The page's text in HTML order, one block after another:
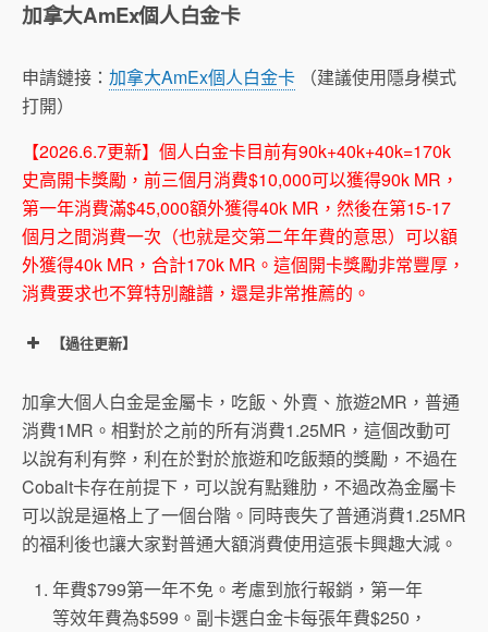
加拿大AmEx個人白金卡
申請鏈接： 加拿大AmEx個人白金卡 （建議使用隱身模式
打開）
【2026.6.7更新】個人白金卡目前有90k+40k+40k=170k
史高開卡獎勵，前三個月消費$10,000可以獲得90k MR，
第一年消費滿$45,000額外獲得40k MR，然後在第15-17
個月之間消費一次（也就是交第二年年費的意思）可以額
外獲得40k MR，合計170k MR。這個開卡獎勵非常豐厚，
消費要求也不算特別離譜，還是非常推薦的。
【過往更新】
加拿大個人白金是金屬卡，吃飯、外賣、旅遊2MR，普通
消費1MR。相對於之前的所有消費1.25MR，這個改動可
以說有利有弊，利在於對於旅遊和吃飯類的獎勵，不過在
Cobalt卡存在前提下，可以說有點雞肋，不過改為金屬卡
可以說是逼格上了一個台階。同時喪失了普通消費1.25MR
的福利後也讓大家對普通大額消費使用這張卡興趣大減。
年費$799第一年不免。考慮到旅行報銷，第一年
等效年費為$599。副卡選白金卡每張年費$250，